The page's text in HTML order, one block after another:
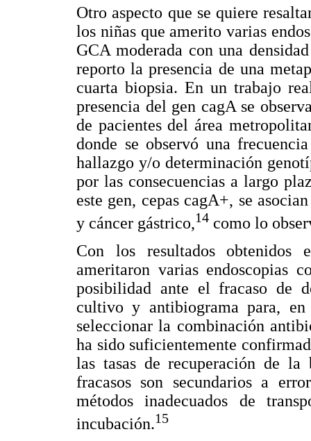
Otro aspecto que se quiere
los niñas que amerito varias
GCA moderada con una
reporto la presencia de una
cuarta biopsia. En un trabajo
presencia del gen cagA se
de pacientes del área
donde se observó una
hallazgo y/o determinación
por las consecuencias a largo
este gen, cepas cagA+, se
y cáncer gástrico,14 como lo
Con los resultados obtenidos
ameritaron varias endoscopias
posibilidad ante el fracaso de
cultivo y antibiograma para,
seleccionar la combinación
ha sido suficientemente
las tasas de recuperación de
fracasos son secundarios a
métodos inadecuados de
incubación.15